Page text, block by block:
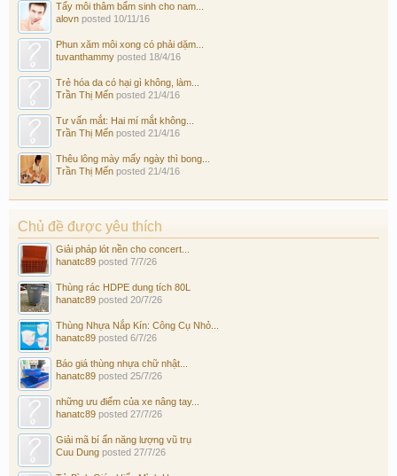
Tẩy môi thâm bẩm sinh cho nam...
alovn posted 10/11/16
Phun xăm môi xong có phải dặm...
tuvanthammy posted 18/4/16
Trẻ hóa da có hại gì không, làm...
Trần Thị Mến posted 21/4/16
Tư vấn mắt: Hai mí mắt không...
Trần Thị Mến posted 21/4/16
Thêu lông mày mấy ngày thì bong...
Trần Thị Mến posted 21/4/16
Chủ đề được yêu thích
Giải pháp lót nền cho concert...
hanatc89 posted 7/7/26
Thùng rác HDPE dung tích 80L
hanatc89 posted 20/7/26
Thùng Nhựa Nắp Kín: Công Cụ Nhỏ...
hanatc89 posted 6/7/26
Báo giá thùng nhựa chữ nhật...
hanatc89 posted 25/7/26
những ưu điểm của xe nâng tay...
hanatc89 posted 27/7/26
Giải mã bí ẩn năng lượng vũ trụ
Cuu Dung posted 27/7/26